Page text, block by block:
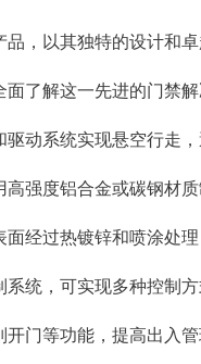
，以其独特的设计和
了解这一先进的门禁
动系统实现悬空行走
强度铝合金或碳钢材
经过热镀锌和喷涂处
统，可实现多种控制
门等功能，提高出入